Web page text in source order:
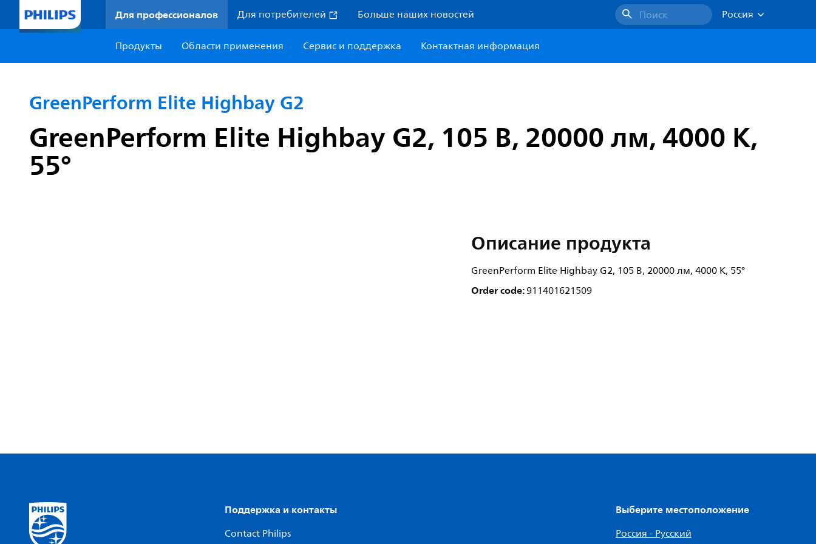
Для профессионалов Для потребителей Больше наших новостей Поиск
Россия
Продукты
Области применения Сервис и поддержка Контактная информация
GreenPerform Elite Highbay G2
GreenPerform Elite Highbay G2, 105 В, 20000 лм, 4000 K,
55°
Описание продукта
GreenPerform Elite Highbay G2, 105 В, 20000 лм, 4000 K, 55°
Order code:911401621509
Поддержка и контакты
Contact Philips
Выберите местоположение
Россия - Русский